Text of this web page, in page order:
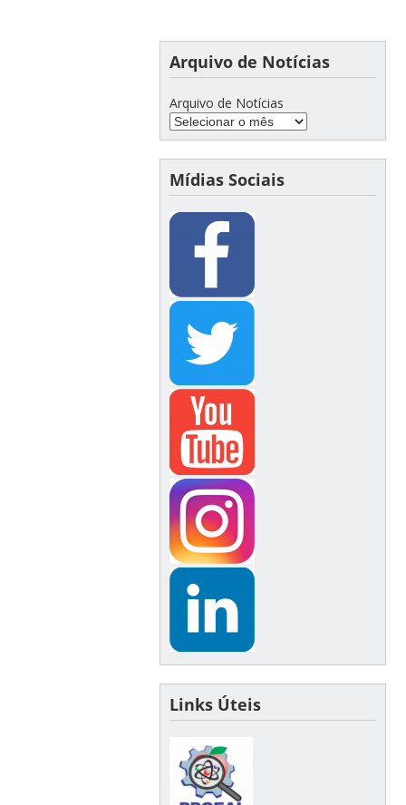
Arquivo de Notícias
Arquivo de Notícias
Mídias Sociais
Links Úteis